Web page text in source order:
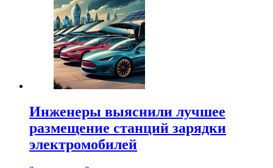
Инженеры выяснили лучшее
размещение станций зарядки
электромобилей